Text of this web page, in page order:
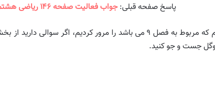
پاسخ صفحه قبلی:جواب فعالیت صفحه ۱۴۶ ریاضی هشتم
🔔 در این بخش جواب صفحه ۱۴۷ ریاضی هشتم که مربوط به فصل ۹ می باشد
جست و جو کنید.